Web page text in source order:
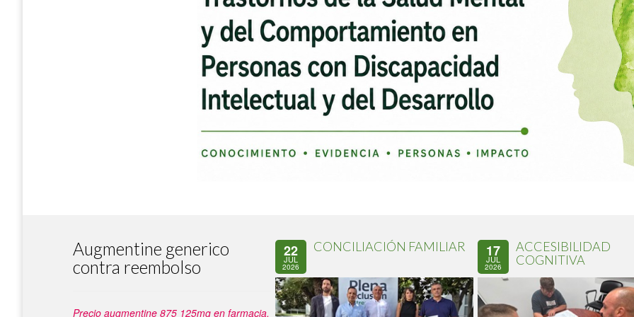
Augmentine generico
contra reembolso
Precio augmentine 875 125mg en farmacia.
22
JUL
2026
CONCILIACIÓN FAMILIAR 17
JUL
2026
ACCESIBILIDAD
COGNITIVA